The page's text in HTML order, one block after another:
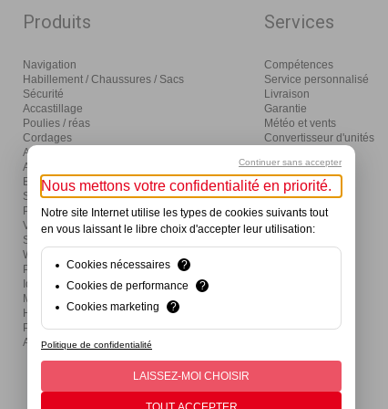
Produits
Navigation
Habillement / Chaussures / Sacs
Sécurité
Accastillage
Poulies / réas
Cordages
Amarrage / mouillage / moteurs
Aménagement
Eclairage / électricité
Sanitaires / pompes
Produits d'entretien
Visser / coller / outils
Ski nautique / wake / fun / SUP
Wind / Surf / Foil
Pêche
Idées cadeaux et activités
Mon premier bateau
Hivernage
Produits de divertissement
Actions
Services
Compétences
Service personnalisé
Livraison
Garantie
Météo et vents
Convertisseur d'unités
Distribution
Continuer sans accepter
Nous mettons votre confidentialité en priorité.
Notre site Internet utilise les types de cookies suivants tout
en vous laissant le libre choix d'accepter leur utilisation:
Cookies nécessaires
?
Cookies de performance
?
Cookies marketing
?
Politique de confidentialité
LAISSEZ-MOI CHOISIR